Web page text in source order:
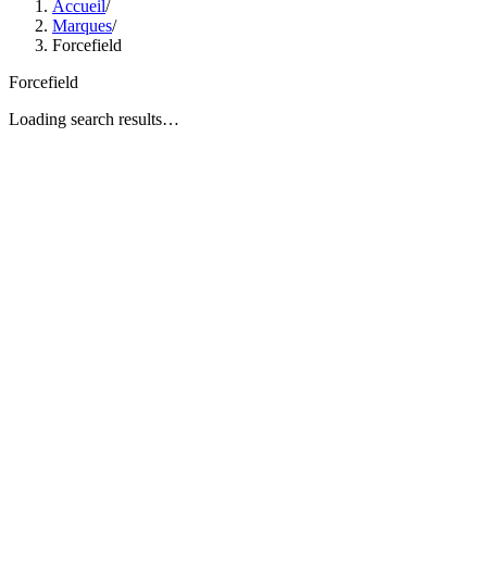
Accueil/
Marques/
Forcefield
Forcefield
Loading search results…